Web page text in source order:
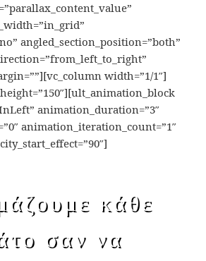
angled_section_position=”both”
width=”1/1″]
animation_duration=”3″
animation_iteration_count=”1″
κάθε
σαν να